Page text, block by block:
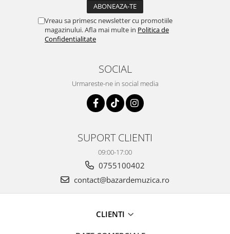
Vreau sa primesc newsletter cu promotiile
magazinului. Afla mai multe in Politica de
Confidentialitate
SOCIAL
Urmareste-ne in social media
SUPORT CLIENTI
09:00-17:00
0755100402
contact@bazardemuzica.ro
CLIENTI